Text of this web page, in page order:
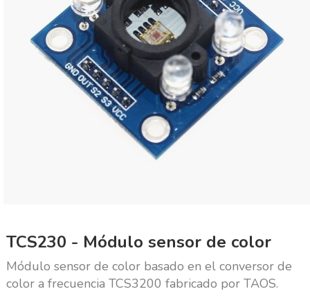
TCS230 - Módulo sensor de color
Módulo sensor de color basado en el conversor de
color a frecuencia TCS3200 fabricado por TAOS.